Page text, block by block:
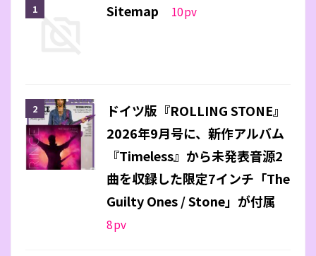
Sitemap 10pv
ドイツ版『ROLLING STONE』
2026年9月号に、新作アルバム
『Timeless』から未発表音源2
曲を収録した限定7インチ「The
Guilty Ones / Stone」が付属
8pv